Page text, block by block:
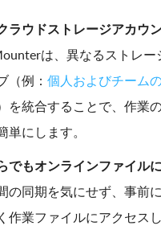
ラウドストレージアカウ
は、異なるストレー
（例： 個人およびチーム
を統合することで、作業
単にします。
でもオンラインファイル
の同期を気にせず、事前
作業ファイルにアクセス